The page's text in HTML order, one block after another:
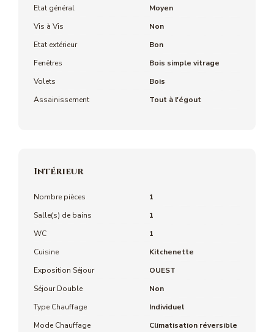
Etat général
Moyen
Vis à Vis
Non
Etat extérieur
Bon
Fenêtres
Bois simple vitrage
Volets
Bois
Assainissement
Tout à l'égout
Intérieur
Nombre pièces
1
Salle(s) de bains
1
WC
1
Cuisine
Kitchenette
Exposition Séjour
OUEST
Séjour Double
Non
Type Chauffage
Individuel
Mode Chauffage
Climatisation réversible